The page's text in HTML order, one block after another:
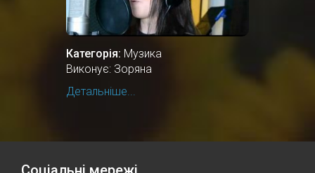
Категорія: Музика
Виконує: Зоряна
Детальніше...